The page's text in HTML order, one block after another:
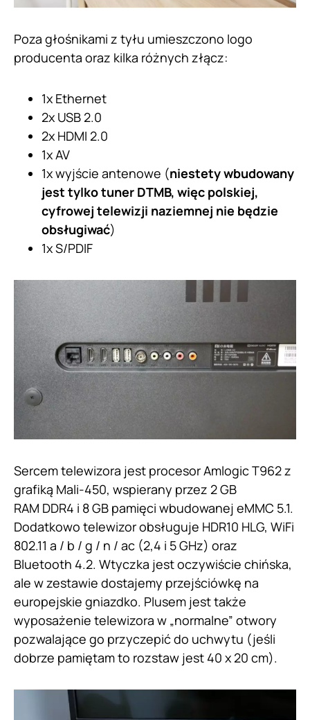
Poza głośnikami z tyłu umieszczono logo
producenta oraz kilka różnych złącz:
1x Ethernet
2x USB 2.0
2x HDMI 2.0
1x AV
1x wyjście antenowe (niestety wbudowany
jest tylko tuner DTMB, więc polskiej,
cyfrowej telewizji naziemnej nie będzie
obsługiwać)
1x S/PDIF
Sercem telewizora jest procesor Amlogic T962 z
grafiką Mali-450, wspierany przez 2 GB
RAM DDR4 i 8 GB pamięci wbudowanej eMMC 5.1.
Dodatkowo telewizor obsługuje HDR10 HLG, WiFi
802.11 a / b / g / n / ac (2,4 i 5 GHz) oraz
Bluetooth 4.2. Wtyczka jest oczywiście chińska,
ale w zestawie dostajemy przejściówkę na
europejskie gniazdko. Plusem jest także
wyposażenie telewizora w „normalne” otwory
pozwalające go przyczepić do uchwytu (jeśli
dobrze pamiętam to rozstaw jest 40 x 20 cm).